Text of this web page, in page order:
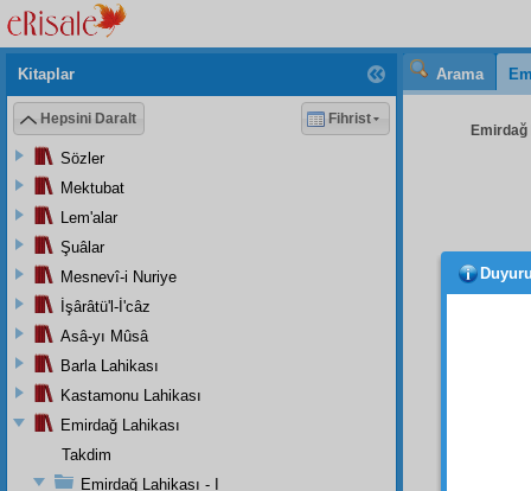
Arama
Emirdağ
Elhasıl
Kitaplar
Hepsini Daralt Fihrist
Sözler
Mektubat
Lem'alar
Şuâlar
Mesnevî-i Nuriye
İşârâtü'l-İ'câz
Asâ-yı Mûsâ
Barla Lahikası
Kastamonu Lahikası
Emirdağ Lahikası
Takdim
Emirdağ Lahikası - I
Duyuru